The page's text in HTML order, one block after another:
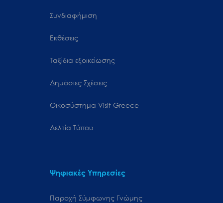
Συνδιαφήμιση
Εκθέσεις
Ταξίδια εξοικείωσης
Δημόσιες Σχέσεις
Oικοσύστημα Visit Greece
Δελτία Τύπου
Ψηφιακές Υπηρεσίες
Παροχή Σύμφωνης Γνώμης